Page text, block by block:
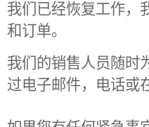
我们已经恢复工作，
和订单。
我们的销售人员随时
过电子邮件，电话或